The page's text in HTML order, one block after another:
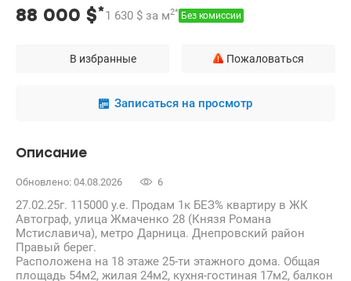
88 000 $*1 630 $ за м2* Без комиссии
В избранные Пожаловаться
Записаться на просмотр
Описание
Обновлено: 04.08.2026 6
27.02.25г. 115000 у.е. Продам 1к БЕЗ% квартиру в ЖК
Автограф, улица Жмаченко 28 (Князя Романа
Мстиславича), метро Дарница. Днепровский район
Правый берег.
Расположена на 18 этаже 25-ти этажного дома. Общая
площадь 54м2, жилая 24м2, кухня-гостиная 17м2, балкон